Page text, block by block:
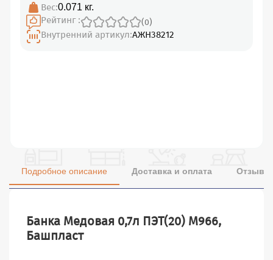
Вес:0.071 кг.
Рейтинг : (0)
Внутренний артикул:АЖН38212
Подробное описание Доставка и оплата Отзывы
Банка Медовая 0,7л ПЭТ(20) М966,
Башпласт